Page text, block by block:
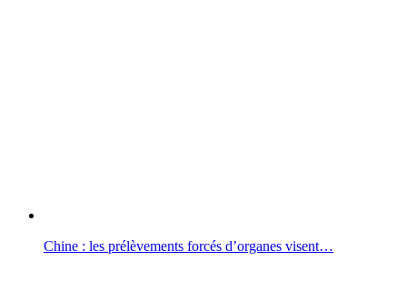
Chine : les prélèvements forcés d’organes visent…